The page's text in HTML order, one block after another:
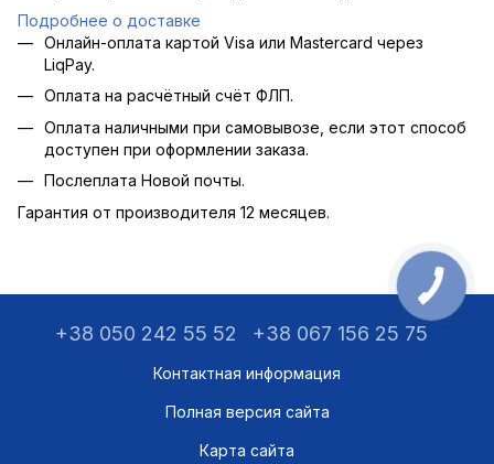
Подробнее о доставке
Онлайн-оплата картой Visa или Mastercard через
LiqPay.
Оплата на расчётный счёт ФЛП.
Оплата наличными при самовывозе, если этот способ
доступен при оформлении заказа.
Послеплата Новой почты.
Гарантия от производителя 12 месяцев.
+38 050 242 55 52 +38 067 156 25 75
Контактная информация
Полная версия сайта
Карта сайта